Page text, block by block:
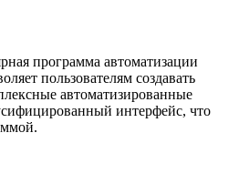
программа автоматизации
пользователям создавать
автоматизированные
интерфейс, что